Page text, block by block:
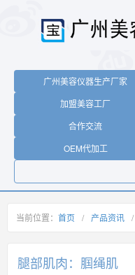
广州美容仪器生产厂家
加盟美容工厂
合作交流
OEM代加工
当前位置： 首页 / 产品资讯 /
腿部肌肉：腘绳肌